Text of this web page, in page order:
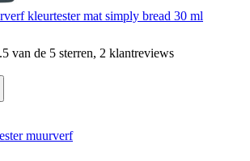
kleurtester mat simply bread 30 ml
van de 5 sterren, 2 klantreviews
muurverf